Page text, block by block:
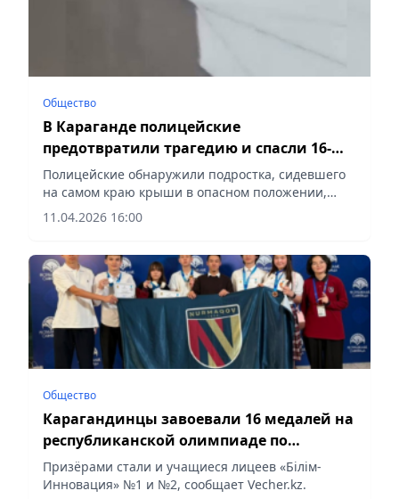
Общество
В Караганде полицейские
предотвратили трагедию и спасли 16-
летнюю девушку
Полицейские обнаружили подростка, сидевшего
на самом краю крыши в опасном положении,
сообщает Vecher.kz.
11.04.2026 16:00
Общество
Карагандинцы завоевали 16 медалей на
республиканской олимпиаде по
предметам естественно-
математического направления
Призёрами стали и учащиеся лицеев «Білім-
Инновация» №1 и №2, сообщает Vecher.kz.